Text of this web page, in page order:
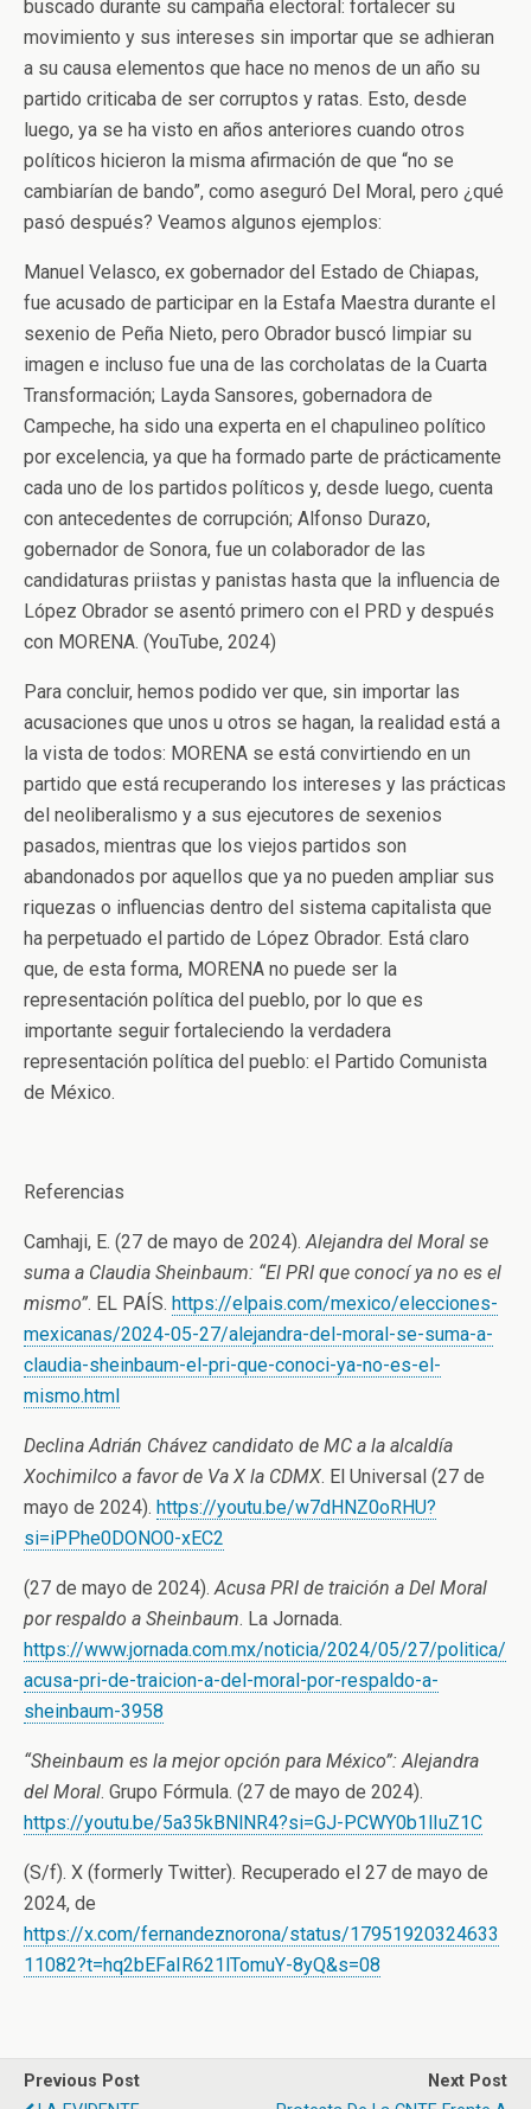
buscado durante su campaña electoral: fortalecer su
movimiento y sus intereses sin importar que se adhieran
a su causa elementos que hace no menos de un año su
partido criticaba de ser corruptos y ratas. Esto, desde
luego, ya se ha visto en años anteriores cuando otros
políticos hicieron la misma afirmación de que “no se
cambiarían de bando”, como aseguró Del Moral, pero ¿qué
pasó después? Veamos algunos ejemplos:
Manuel Velasco, ex gobernador del Estado de Chiapas,
fue acusado de participar en la Estafa Maestra durante el
sexenio de Peña Nieto, pero Obrador buscó limpiar su
imagen e incluso fue una de las corcholatas de la Cuarta
Transformación; Layda Sansores, gobernadora de
Campeche, ha sido una experta en el chapulineo político
por excelencia, ya que ha formado parte de prácticamente
cada uno de los partidos políticos y, desde luego, cuenta
con antecedentes de corrupción; Alfonso Durazo,
gobernador de Sonora, fue un colaborador de las
candidaturas priistas y panistas hasta que la influencia de
López Obrador se asentó primero con el PRD y después
con MORENA. (YouTube, 2024)
Para concluir, hemos podido ver que, sin importar las
acusaciones que unos u otros se hagan, la realidad está a
la vista de todos: MORENA se está convirtiendo en un
partido que está recuperando los intereses y las prácticas
del neoliberalismo y a sus ejecutores de sexenios
pasados, mientras que los viejos partidos son
abandonados por aquellos que ya no pueden ampliar sus
riquezas o influencias dentro del sistema capitalista que
ha perpetuado el partido de López Obrador. Está claro
que, de esta forma, MORENA no puede ser la
representación política del pueblo, por lo que es
importante seguir fortaleciendo la verdadera
representación política del pueblo: el Partido Comunista
de México.
Referencias
Camhaji, E. (27 de mayo de 2024).Alejandra del Moral se
suma a Claudia Sheinbaum: “El PRI que conocí ya no es el
mismo”. EL PAÍS. https://elpais.com/mexico/elecciones-
mexicanas/2024-05-27/alejandra-del-moral-se-suma-a-
claudia-sheinbaum-el-pri-que-conoci-ya-no-es-el-
mismo.html
Declina Adrián Chávez candidato de MC a la alcaldía
Xochimilco a favor de Va X la CDMX. El Universal (27 de
mayo de 2024). https://youtu.be/w7dHNZ0oRHU?
si=iPPhe0DONO0-xEC2
(27 de mayo de 2024).Acusa PRI de traición a Del Moral
por respaldo a Sheinbaum. La Jornada.
https://www.jornada.com.mx/noticia/2024/05/27/politica/
acusa-pri-de-traicion-a-del-moral-por-respaldo-a-
sheinbaum-3958
“Sheinbaum es la mejor opción para México”: Alejandra
del Moral. Grupo Fórmula. (27 de mayo de 2024).
https://youtu.be/5a35kBNlNR4?si=GJ-PCWY0b1lIuZ1C
(S/f). X (formerly Twitter). Recuperado el 27 de mayo de
2024, de
https://x.com/fernandeznorona/status/17951920324633
11082?t=hq2bEFaIR621lTomuY-8yQ&s=08
Previous Post
Next Post